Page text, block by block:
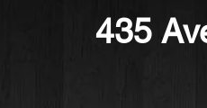
435